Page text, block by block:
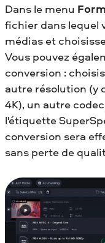
Dans le menu
fichier dans lequel
médias et
Vous pouvez
conversion :
autre résolution (y
4K), un autre
l'étiquette
conversion sera
sans perte de